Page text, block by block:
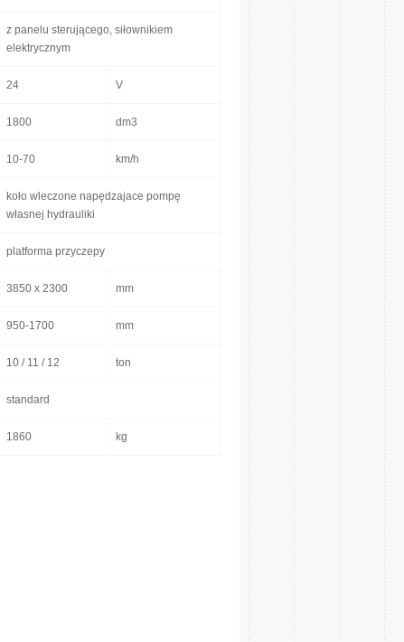
z panelu sterującego, siłownikiem
elektrycznym
24 V
1800 dm3
10-70 km/h
koło wleczone napędzajace pompę
własnej hydrauliki
platforma przyczepy
3850 x 2300 mm
950-1700 mm
10 / 11 / 12 ton
standard
1860 kg